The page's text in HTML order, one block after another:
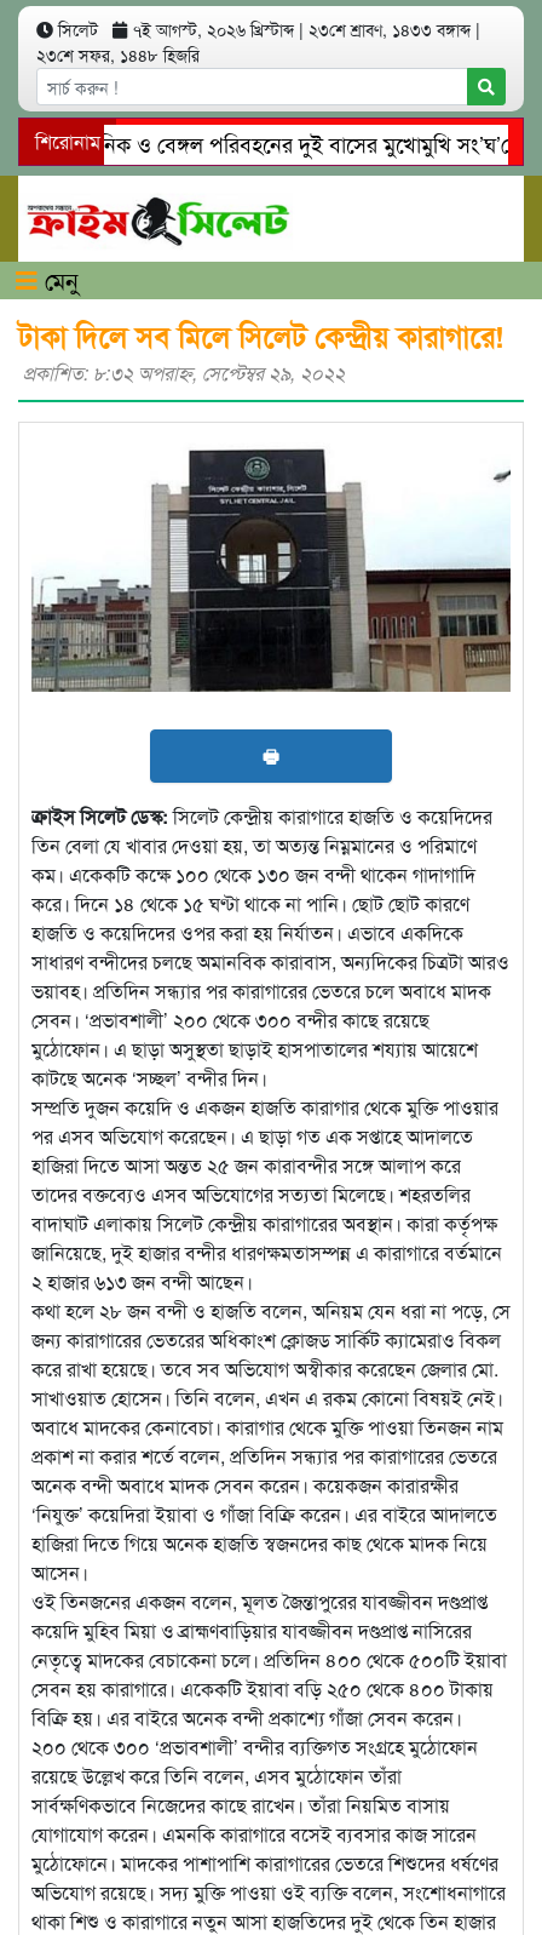
সিলেট ৭ই আগস্ট, ২০২৬ খ্রিস্টাব্দ | ২৩শে শ্রাবণ, ১৪৩৩ বঙ্গাব্দ |
২৩শে সফর, ১৪৪৮ হিজরি
শিরোনাম
ইউনিক ও বেঙ্গল পরিবহনের দুই বাসের মুখোমুখি সং’ঘ’র্ষে
প্রেমের ফাঁদে তরুণী পাচার: মাদকাসক্ত রিমালকে গ্রেপ্তারের
মেনু
টাকা দিলে সব মিলে সিলেট কেন্দ্রীয় কারাগারে!
প্রকাশিত: ৮:৩২ অপরাহ্ণ, সেপ্টেম্বর ২৯, ২০২২
🖶
ক্রাইস সিলেট ডেস্ক:সিলেট কেন্দ্রীয় কারাগারে হাজতি ও কয়েদিদের
তিন বেলা যে খাবার দেওয়া হয়, তা অত্যন্ত নিম্নমানের ও পরিমাণে
কম। একেকটি কক্ষে ১০০ থেকে ১৩০ জন বন্দী থাকেন গাদাগাদি
করে। দিনে ১৪ থেকে ১৫ ঘণ্টা থাকে না পানি। ছোট ছোট কারণে
হাজতি ও কয়েদিদের ওপর করা হয় নির্যাতন। এভাবে একদিকে
সাধারণ বন্দীদের চলছে অমানবিক কারাবাস, অন্যদিকের চিত্রটা আরও
ভয়াবহ। প্রতিদিন সন্ধ্যার পর কারাগারের ভেতরে চলে অবাধে মাদক
সেবন। ‘প্রভাবশালী’ ২০০ থেকে ৩০০ বন্দীর কাছে রয়েছে
মুঠোফোন। এ ছাড়া অসুস্থতা ছাড়াই হাসপাতালের শয্যায় আয়েশে
কাটছে অনেক ‘সচ্ছল’ বন্দীর দিন।
সম্প্রতি দুজন কয়েদি ও একজন হাজতি কারাগার থেকে মুক্তি পাওয়ার
পর এসব অভিযোগ করেছেন। এ ছাড়া গত এক সপ্তাহে আদালতে
হাজিরা দিতে আসা অন্তত ২৫ জন কারাবন্দীর সঙ্গে আলাপ করে
তাদের বক্তব্যেও এসব অভিযোগের সত্যতা মিলেছে। শহরতলির
বাদাঘাট এলাকায় সিলেট কেন্দ্রীয় কারাগারের অবস্থান। কারা কর্তৃপক্ষ
জানিয়েছে, দুই হাজার বন্দীর ধারণক্ষমতাসম্পন্ন এ কারাগারে বর্তমানে
২ হাজার ৬১৩ জন বন্দী আছেন।
কথা হলে ২৮ জন বন্দী ও হাজতি বলেন, অনিয়ম যেন ধরা না পড়ে, সে
জন্য কারাগারের ভেতরের অধিকাংশ ক্লোজড সার্কিট ক্যামেরাও বিকল
করে রাখা হয়েছে। তবে সব অভিযোগ অস্বীকার করেছেন জেলার মো.
সাখাওয়াত হোসেন। তিনি বলেন, এখন এ রকম কোনো বিষয়ই নেই।
অবাধে মাদকের কেনাবেচা। কারাগার থেকে মুক্তি পাওয়া তিনজন নাম
প্রকাশ না করার শর্তে বলেন, প্রতিদিন সন্ধ্যার পর কারাগারের ভেতরে
অনেক বন্দী অবাধে মাদক সেবন করেন। কয়েকজন কারারক্ষীর
‘নিযুক্ত’ কয়েদিরা ইয়াবা ও গাঁজা বিক্রি করেন। এর বাইরে আদালতে
হাজিরা দিতে গিয়ে অনেক হাজতি স্বজনদের কাছ থেকে মাদক নিয়ে
আসেন।
ওই তিনজনের একজন বলেন, মূলত জৈন্তাপুরের যাবজ্জীবন দণ্ডপ্রাপ্ত
কয়েদি মুহিব মিয়া ও ব্রাহ্মণবাড়িয়ার যাবজ্জীবন দণ্ডপ্রাপ্ত নাসিরের
নেতৃত্বে মাদকের বেচাকেনা চলে। প্রতিদিন ৪০০ থেকে ৫০০টি ইয়াবা
সেবন হয় কারাগারে। একেকটি ইয়াবা বড়ি ২৫০ থেকে ৪০০ টাকায়
বিক্রি হয়। এর বাইরে অনেক বন্দী প্রকাশ্যে গাঁজা সেবন করেন।
২০০ থেকে ৩০০ ‘প্রভাবশালী’ বন্দীর ব্যক্তিগত সংগ্রহে মুঠোফোন
রয়েছে উল্লেখ করে তিনি বলেন, এসব মুঠোফোন তাঁরা
সার্বক্ষণিকভাবে নিজেদের কাছে রাখেন। তাঁরা নিয়মিত বাসায়
যোগাযোগ করেন। এমনকি কারাগারে বসেই ব্যবসার কাজ সারেন
মুঠোফোনে। মাদকের পাশাপাশি কারাগারের ভেতরে শিশুদের ধর্ষণের
অভিযোগ রয়েছে। সদ্য মুক্তি পাওয়া ওই ব্যক্তি বলেন, সংশোধনাগারে
থাকা শিশু ও কারাগারে নতুন আসা হাজতিদের দুই থেকে তিন হাজার